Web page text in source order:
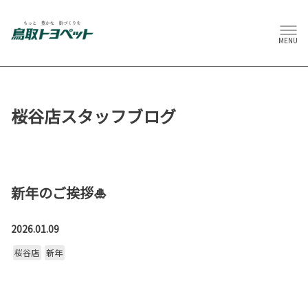
MENU
桜谷店スタッフブログ
新年のご挨拶🎍
2026.01.09
桜谷店 新年